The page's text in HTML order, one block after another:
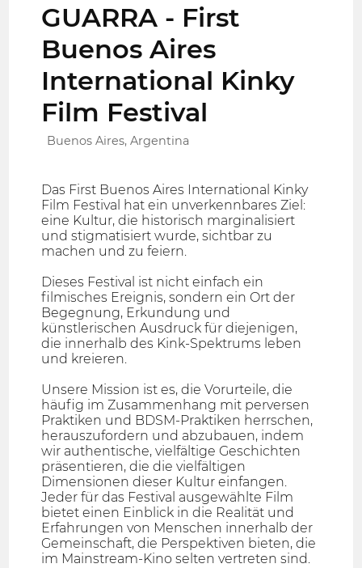
GUARRA - First
Buenos Aires
International Kinky
Film Festival
Buenos Aires, Argentina
Das First Buenos Aires International Kinky
Film Festival hat ein unverkennbares Ziel:
eine Kultur, die historisch marginalisiert
und stigmatisiert wurde, sichtbar zu
machen und zu feiern.
Dieses Festival ist nicht einfach ein
filmisches Ereignis, sondern ein Ort der
Begegnung, Erkundung und
künstlerischen Ausdruck für diejenigen,
die innerhalb des Kink-Spektrums leben
und kreieren.
Unsere Mission ist es, die Vorurteile, die
häufig im Zusammenhang mit perversen
Praktiken und BDSM-Praktiken herrschen,
herauszufordern und abzubauen, indem
wir authentische, vielfältige Geschichten
präsentieren, die die vielfältigen
Dimensionen dieser Kultur einfangen.
Jeder für das Festival ausgewählte Film
bietet einen Einblick in die Realität und
Erfahrungen von Menschen innerhalb der
Gemeinschaft, die Perspektiven bieten, die
im Mainstream-Kino selten vertreten sind.